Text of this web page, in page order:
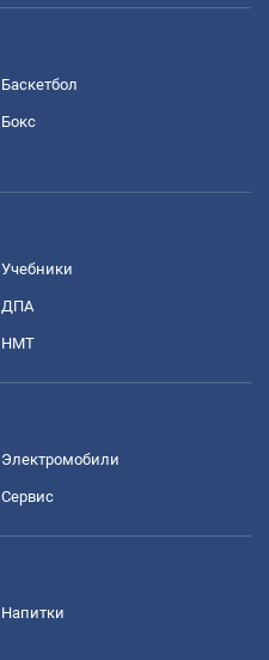
Баскетбол
Бокс
Учебники
ДПА
НМТ
Электромобили
Сервис
Напитки